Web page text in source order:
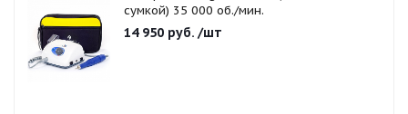
сумкой) 35 000 об./мин.
14 950 руб. /шт